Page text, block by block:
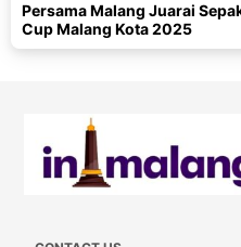
Persama Malang Juarai
Cup Malang Kota 2025